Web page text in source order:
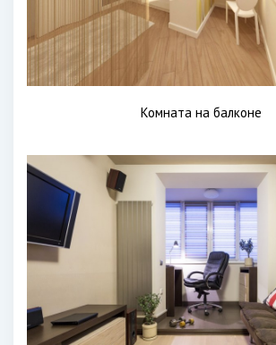
Комната на балконе